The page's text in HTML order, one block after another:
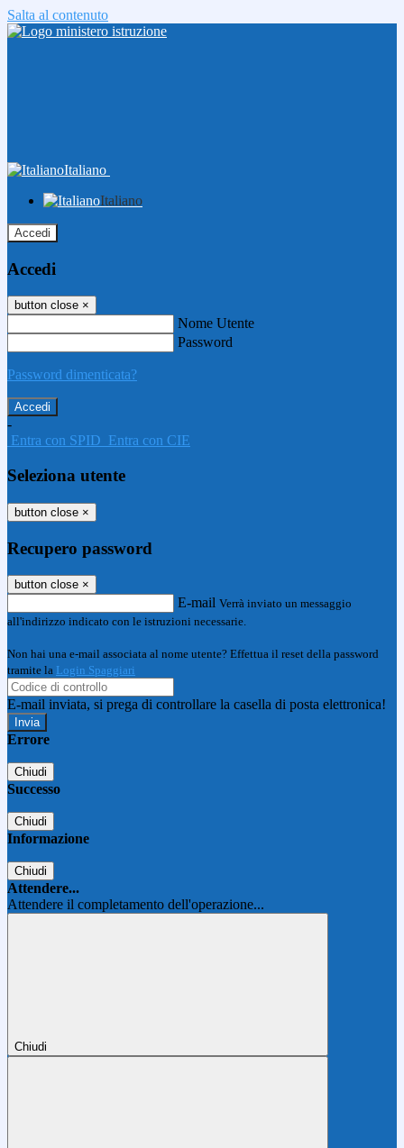
Salta al contenuto
Italiano
Italiano
Accedi
Accedi
button close ×
Nome Utente
Password
Password dimenticata?
-
Entra con SPID Entra con CIE
Seleziona utente
button close ×
Recupero password
button close ×
E-mail Verrà inviato un messaggio
all'indirizzo indicato con le istruzioni necessarie.
Non hai una e-mail associata al nome utente? Effettua il reset della password
tramite la Login Spaggiari
E-mail inviata, si prega di controllare la casella di posta elettronica!
Errore
Chiudi
Successo
Chiudi
Informazione
Chiudi
Attendere...
Attendere il completamento dell'operazione...
Chiudi